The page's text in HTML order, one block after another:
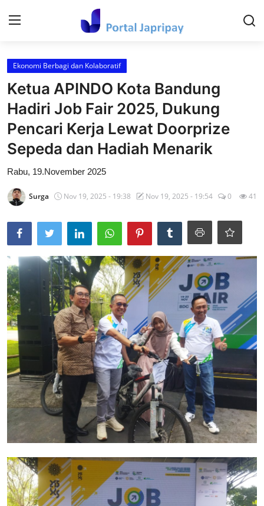
Login
Home
Contact
Kesehatan Dan keperawatan
Hiburan dan Budaya Populer
Ekonomi dan Keuangan
Tehnology
Video Viral
Cryptocurrency
Tambang
Fashion dan Gaya Hidup
Industri Perhotelan dan Pariwisata
Berita Viral
Inovasi Transportasi dan Mobilitas
Pendidikan dan Pengembangan Karir
Gallery
Politik dan Pemerintahan
Ekonomi Berbagi dan Kolaboratif
Ketua APINDO Kota Bandung
Hadiri Job Fair 2025, Dukung
Pencari Kerja Lewat Doorprize
Sepeda dan Hadiah Menarik
Rabu, 19.November 2025
Surga Nov 19, 2025 - 19:38 Nov 19, 2025 - 19:54 0 41